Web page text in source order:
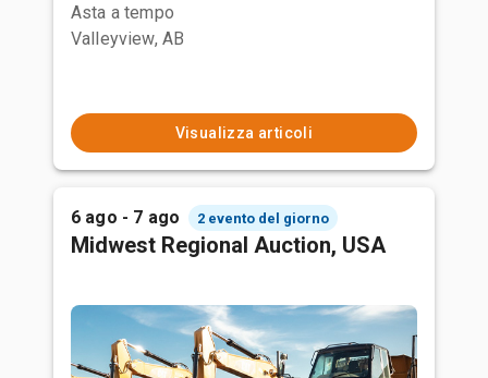
Asta a tempo
Valleyview, AB
Visualizza articoli
6 ago - 7 ago 2 evento del giorno
Midwest Regional Auction, USA